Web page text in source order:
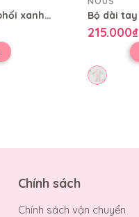
Mũ tròn màu trắng phối xanh in tràn họa tiết mèo phi hành gia
215.000₫
Chính sách
Chính sách vận chuyển